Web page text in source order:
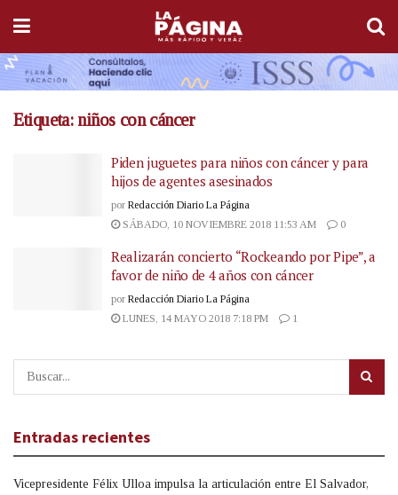
Etiqueta: niños con cáncer
Piden juguetes para niños con cáncer y para
hijos de agentes asesinados
por Redacción Diario La Página
SÁBADO, 10 NOVIEMBRE 2018 11:53 AM
0
Realizarán concierto “Rockeando por Pipe”, a
favor de niño de 4 años con cáncer
por Redacción Diario La Página
LUNES, 14 MAYO 2018 7:18 PM
1
Entradas recientes
Vicepresidente Félix Ulloa impulsa la articulación entre El Salvador,